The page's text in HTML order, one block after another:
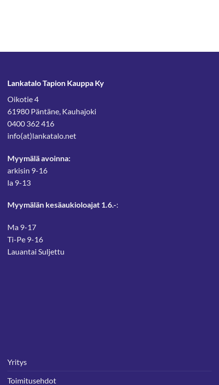
Lankatalo Tapion Kauppa Ky
Oikotie 4
61980 Päntäne, Kauhajoki
0400 362 416
info(at)lankatalo.net
Myymälä avoinna:
arkisin 9-16
la 9-13
Myymälän kesäaukioloajat 1.6.-:
Ma 9-17
Ti-Pe 9-16
Lauantai Suljettu
Yritys
Toimitusehdot